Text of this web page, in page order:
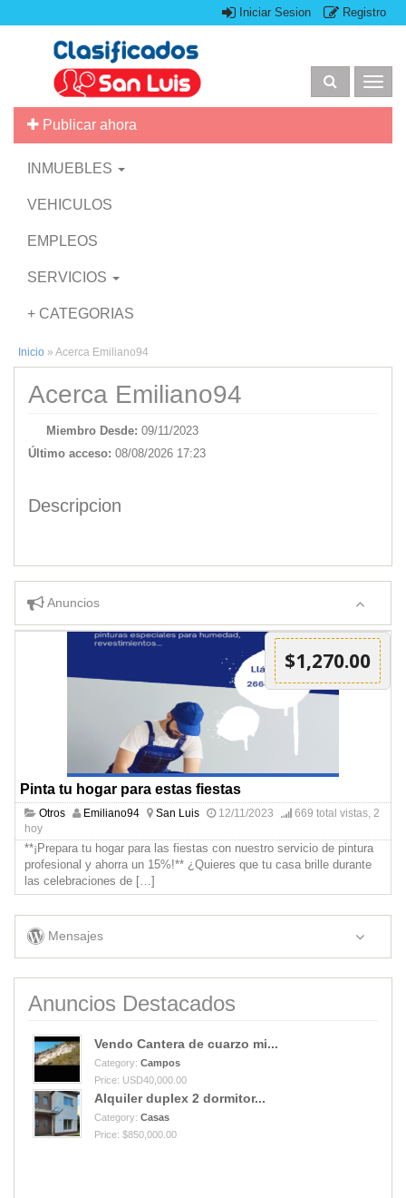
Iniciar Sesion Registro
Publicar ahora
INMUEBLES
VEHICULOS
EMPLEOS
SERVICIOS
+ CATEGORIAS
Inicio » Acerca Emiliano94
Acerca Emiliano94
Miembro Desde: 09/11/2023
Último acceso: 08/08/2026 17:23
Descripcion
Anuncios
$1,270.00
Pinta tu hogar para estas fiestas
Otros Emiliano94 San Luis 12/11/2023
669 total vistas, 2
hoy
**¡Prepara tu hogar para las fiestas con nuestro servicio de pintura
profesional y ahorra un 15%!** ¿Quieres que tu casa brille durante
las celebraciones de […]
Mensajes
Anuncios Destacados
Vendo Cantera de cuarzo mi...
Category: Campos
Price: USD40,000.00
Alquiler duplex 2 dormitor...
Category: Casas
Price: $850,000.00